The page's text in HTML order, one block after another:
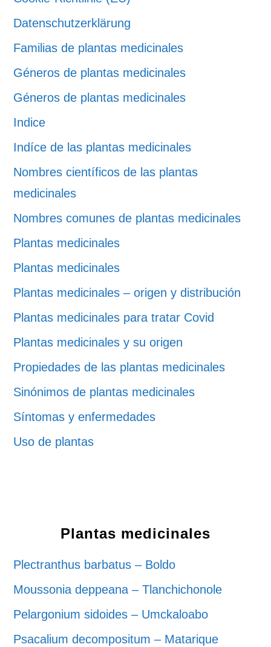
Datenschutzerklärung
Familias de plantas medicinales
Géneros de plantas medicinales
Géneros de plantas medicinales
Indice
Indíce de las plantas medicinales
Nombres científicos de las plantas
medicinales
Nombres comunes de plantas medicinales
Plantas medicinales
Plantas medicinales
Plantas medicinales – origen y distribución
Plantas medicinales para tratar Covid
Plantas medicinales y su origen
Propiedades de las plantas medicinales
Sinónimos de plantas medicinales
Síntomas y enfermedades
Uso de plantas
Plantas medicinales
Plectranthus barbatus – Boldo
Moussonia deppeana – Tlanchichonole
Pelargonium sidoides – Umckaloabo
Psacalium decompositum – Matarique